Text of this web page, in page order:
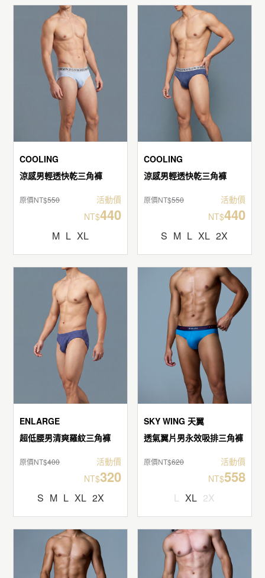
COOLING
涼感男輕透快乾三角褲
原價NT$550
活動價
NT$440
M L XL
COOLING
涼感男輕透快乾三角褲
原價NT$550
活動價
NT$440
S M L XL 2X
ENLARGE
超低腰男清爽羅紋三角褲
原價NT$400
活動價
NT$320
S M L XL 2X
SKY WING 天翼
透氣翼片男永效吸排三角褲
原價NT$620
活動價
NT$558
L XL 2X